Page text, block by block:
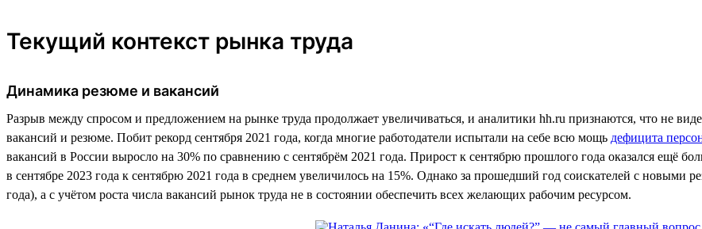
Текущий контекст рынка труда
Динамика резюме и вакансий
Разрыв между спросом и предложением на рынке труда продолжает увеличиваться, и аналитики hh.ru признаются, что не
вакансий и резюме. Побит рекорд сентября 2021 года, когда многие работодатели испытали на себе всю мощь дефицита
вакансий в России выросло на 30% по сравнению с сентябрём 2021 года. Прирост к сентябрю прошлого года оказался ещё
в сентябре 2023 года к сентябрю 2021 года в среднем увеличилось на 15%. Однако за прошедший год соискателей с новыми
года), а с учётом роста числа вакансий рынок труда не в состоянии обеспечить всех желающих рабочим ресурсом.